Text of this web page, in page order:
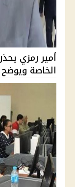
أمير رمزي
الخاصة